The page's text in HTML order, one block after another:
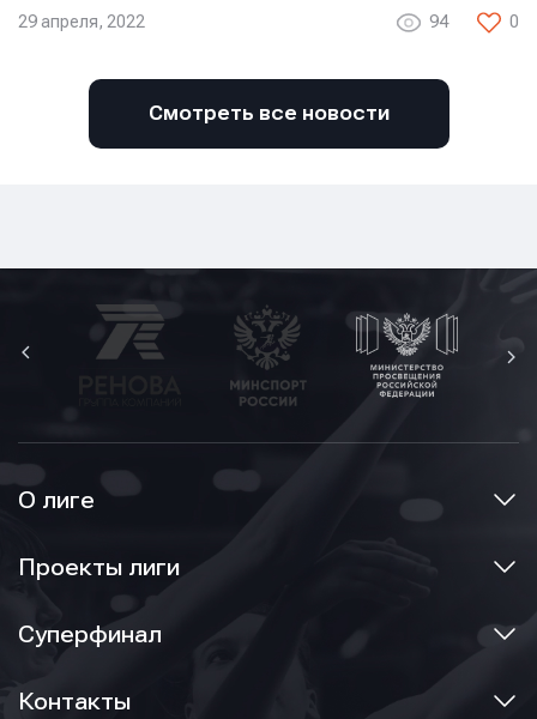
29 апреля, 2022 94 0
Смотреть все новости
О лиге
Проекты лиги
Суперфинал
Контакты